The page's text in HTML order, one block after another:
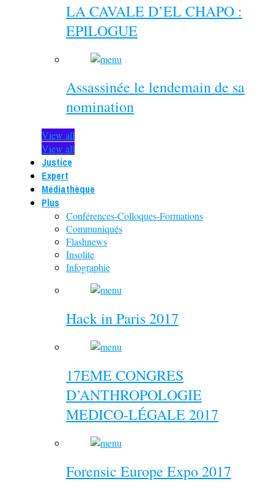
LA CAVALE D’EL CHAPO :
EPILOGUE
Assassinée le lendemain de sa
nomination
View all
View all
Justice
Expert
Médiathèque
Plus
Conférences-Colloques-Formations
Communiqués
Flashnews
Insolite
Infographie
Hack in Paris 2017
17EME CONGRES
D’ANTHROPOLOGIE
MEDICO-LÉGALE 2017
Forensic Europe Expo 2017